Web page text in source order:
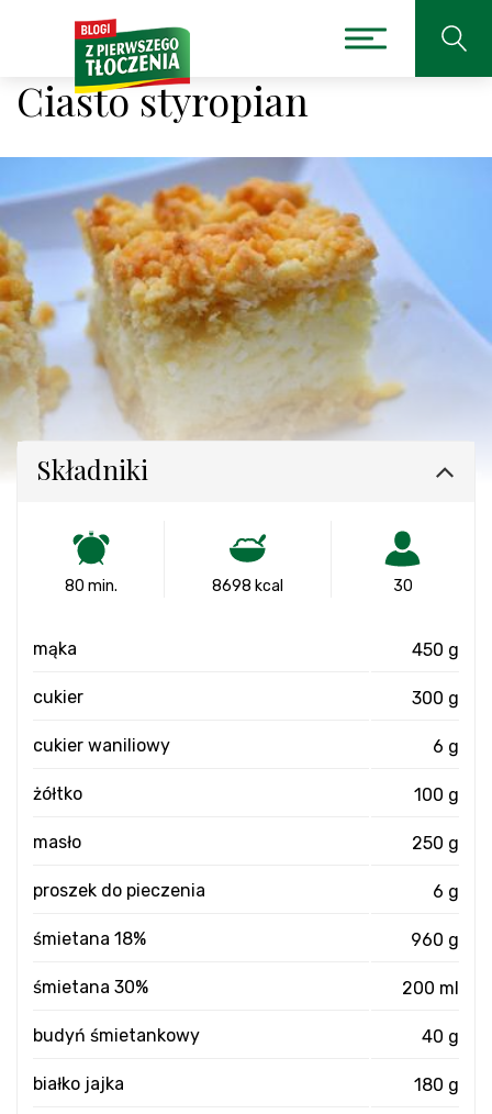
Ciasto styropian
Składniki
80 min. 8698 kcal 30
mąka 450 g
cukier 300 g
cukier waniliowy 6 g
żółtko 100 g
masło 250 g
proszek do pieczenia 6 g
śmietana 18% 960 g
śmietana 30% 200 ml
budyń śmietankowy 40 g
białko jajka 180 g